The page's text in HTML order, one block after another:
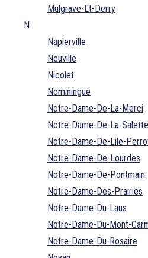
Mulgrave-Et-Derry
N
Napierville
Neuville
Nicolet
Nominingue
Notre-Dame-De-La-Merci
Notre-Dame-De-La-Salette
Notre-Dame-De-Lile-
Notre-Dame-De-Lourdes
Notre-Dame-De-Pontmain
Notre-Dame-Des-Prairies
Notre-Dame-Du-Laus
Notre-Dame-Du-Mont-
Notre-Dame-Du-Rosaire